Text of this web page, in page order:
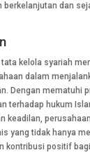
berkelanjutan dan
kelola syariah
dalam
Dengan mematuhi
terhadap hukum
keadilan,
yang tidak hanya
kontribusi positif